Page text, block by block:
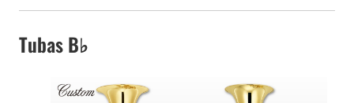
Tubas B♭